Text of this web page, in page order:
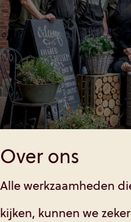
Over ons
Alle werkzaamheden
kijken, kunnen we